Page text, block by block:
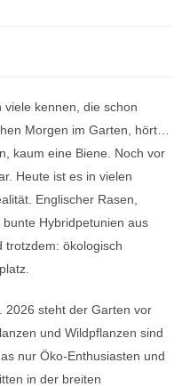
kennen, die schon
Morgen im Garten, hört…
kaum eine Biene. Noch vor
Heute ist es in vielen
Englischer Rasen,
Hybridpetunien aus
trotzdem: ökologisch
2026 steht der Garten vor
und Wildpflanzen sind
nur Öko-Enthusiasten und
in der breiten